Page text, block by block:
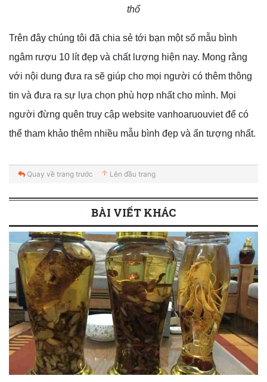
thổ
Trên đây chúng tôi đã chia sẻ tới bạn một số mẫu bình
ngâm rượu 10 lít đẹp và chất lượng hiện nay. Mong rằng
với nội dung đưa ra sẽ giúp cho mọi người có thêm thông
tin và đưa ra sự lựa chọn phù hợp nhất cho mình. Mọi
người đừng quên truy cập website vanhoaruouviet để có
thể tham khảo thêm nhiều mẫu bình đẹp và ấn tượng nhất.
Quay về trang trước Lên đầu trang
BÀI VIẾT KHÁC